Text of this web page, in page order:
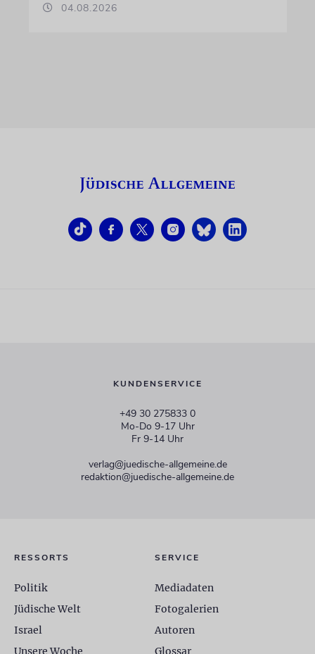
04.08.2026
KUNDENSERVICE
+49 30 275833 0
Mo-Do 9-17 Uhr
Fr 9-14 Uhr
verlag@juedische-allgemeine.de
redaktion@juedische-allgemeine.de
RESSORTS
Politik
Jüdische Welt
Israel
Unsere Woche
SERVICE
Mediadaten
Fotogalerien
Autoren
Glossar